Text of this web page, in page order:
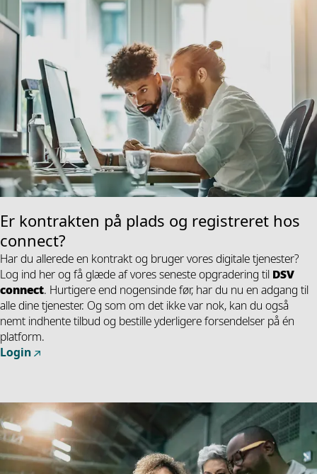
Er kontrakten på plads og registreret hos
connect?
Har du allerede en kontrakt og bruger vores digitale tjenester?
Log ind her og få glæde af vores seneste opgradering til DSV
connect. Hurtigere end nogensinde før, har du nu en adgang til
alle dine tjenester. Og som om det ikke var nok, kan du også
nemt indhente tilbud og bestille yderligere forsendelser på én
platform.
Login